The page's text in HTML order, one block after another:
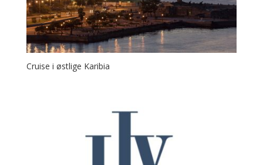
Cruise i østlige Karibia